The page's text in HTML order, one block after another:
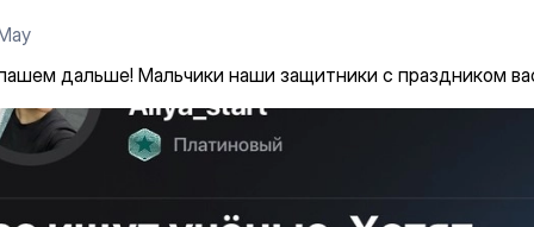
дальше! Мальчики наши защитники с праздником